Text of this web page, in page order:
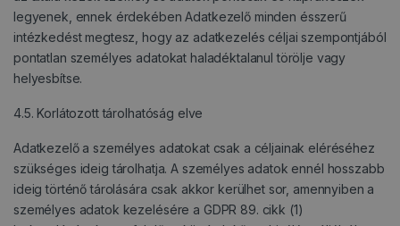
legyenek, ennek érdekében Adatkezelő minden ésszerű
intézkedést megtesz, hogy az adatkezelés céljai szempontjából
pontatlan személyes adatokat haladéktalanul törölje vagy
helyesbítse.
4.5. Korlátozott tárolhatóság elve
Adatkezelő a személyes adatokat csak a céljainak eléréséhez
szükséges ideig tárolhatja. A személyes adatok ennél hosszabb
ideig történő tárolására csak akkor kerülhet sor, amennyiben a
személyes adatok kezelésére a GDPR 89. cikk (1)